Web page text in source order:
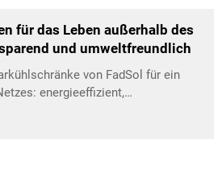
für das Leben außerhalb des
und umweltfreundlich
von FadSol für ein
energieeffizient,
für nachhaltige Lebensstile.